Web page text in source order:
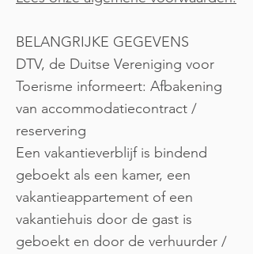
BELANGRIJKE GEGEVENS
DTV, de Duitse Vereniging voor
Toerisme informeert: Afbakening
van accommodatiecontract /
reservering
Een vakantieverblijf is bindend
geboekt als een kamer, een
vakantieappartement of een
vakantiehuis door de gast is
geboekt en door de verhuurder /